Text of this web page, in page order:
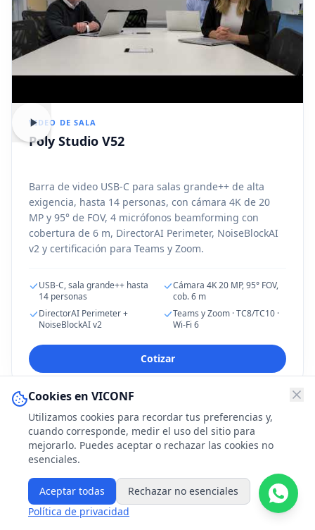
VIDEO DE SALA
Poly Studio V52
Barra de video USB-C para salas grande++ de alta
exigencia, hasta 14 personas, con cámara 4K de 20
MP y 95° de FOV, 4 micrófonos beamforming con
cobertura de 6 m, DirectorAI Perimeter, NoiseBlockAI
v2 y certificación para Teams y Zoom.
USB-C, sala grande++ hasta
14 personas
Cámara 4K 20 MP, 95° FOV,
cob. 6 m
DirectorAI Perimeter +
NoiseBlockAI v2
Teams y Zoom · TC8/TC10 ·
Wi-Fi 6
Cotizar
Cookies en VICONF
Utilizamos cookies para recordar tus preferencias y,
cuando corresponde, medir el uso del sitio para
mejorarlo. Puedes aceptar o rechazar las cookies no
esenciales.
Aceptar todas
Rechazar no esenciales
Política de privacidad